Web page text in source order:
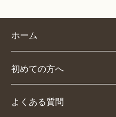
ホーム
初めての方へ
よくある質問